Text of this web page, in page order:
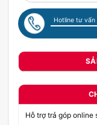
Hotline tư vấn
Hỗ trợ trả góp online